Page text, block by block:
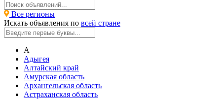
Все регионы
Искать объявления по всей стране
А
Адыгея
Алтайский край
Амурская область
Архангельская область
Астраханская область